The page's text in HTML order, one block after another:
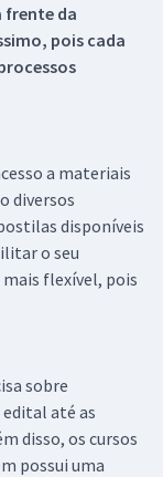
frente da
pois cada
a materiais
diversos
disponíveis
o seu
flexível, pois
sobre
edital até as
disso, os cursos
possui uma